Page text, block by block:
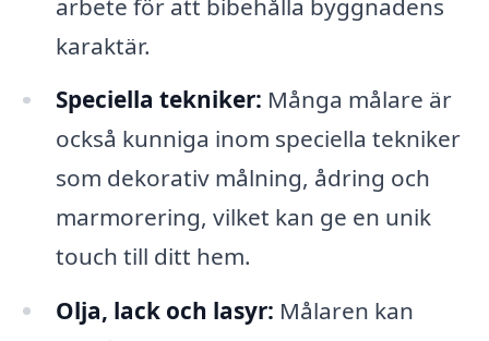
arbete för att bibehålla byggnadens
karaktär.
Speciella tekniker: Många målare är
också kunniga inom speciella tekniker
som dekorativ målning, ådring och
marmorering, vilket kan ge en unik
touch till ditt hem.
Olja, lack och lasyr: Målaren kan